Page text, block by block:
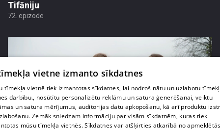
Tifāniju
72. epizode
vietne izmanto sīkdatnes
tīmekļa vietnē tiek izmantotas sīkdatnes, lai nodrošinātu un uzlabotu
darbību., nosūtītu personalizētu reklāmu un satura ģenerēšanai, veiktu
un satura mērījumus, auditorijas datu apkopošanu, kā arī produktu
Zemāk sniedzam informāciju par visām sīkdatnēm, kuras tiek
mūsu tīmekļa vietnēs. Sīkdatnes var atšķirties atkarībā no